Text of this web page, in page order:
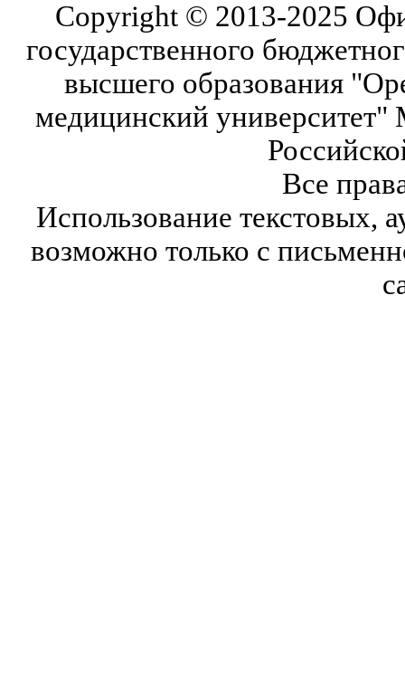
Copyright © 2013-2025
государственного
высшего образования
медицинский университет"
Все
Использование текстовых,
возможно только с